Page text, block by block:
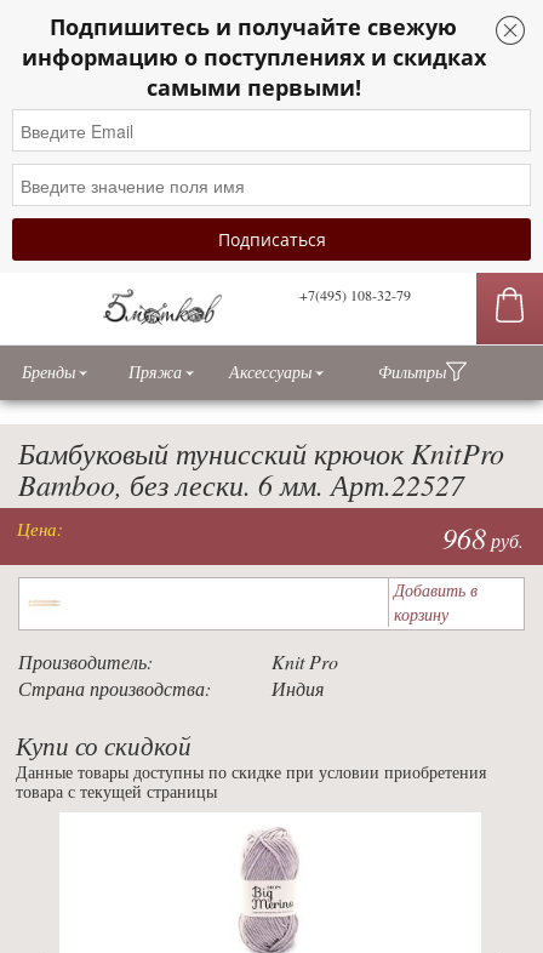
Подпишитесь и получайте свежую
информацию о поступлениях и скидках
самыми первыми!
+7(495) 108-32-79
Бренды Пряжа Аксессуары Фильтры
Бамбуковый тунисский крючок KnitPro
Bamboo, без лески. 6 мм. Арт.22527
Цена: 968руб.
Добавить в
корзину
Производитель:
Knit Pro
Страна производства:
Индия
Купи со скидкой
Данные товары доступны по скидке при условии приобретения
товара с текущей страницы